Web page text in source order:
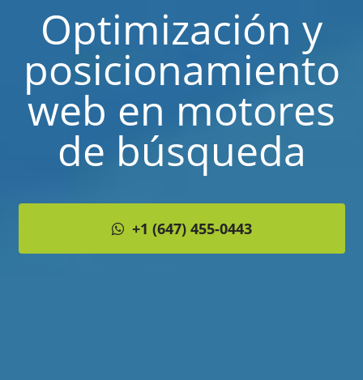
Optimización y
posicionamiento
web en motores
de búsqueda
+1 (647) 455-0443